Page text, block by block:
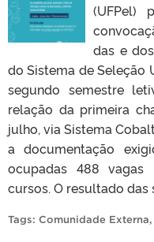
(UFPel)
das e
do Sistema de Seleção
segundo semestre
relação da primeira
julho, via Sistema
a documentação
ocupadas 488
cursos. O resultado das
Tags: Comunidade Externa,